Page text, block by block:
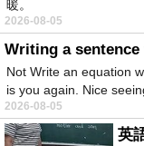
暖。
2026-08-05
Writing a
Not Write an equation
is you again. Nice
2026-08-05
英